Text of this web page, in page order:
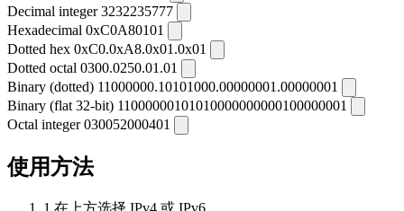
Decimal integer 3232235777
Hexadecimal 0xC0A80101
Dotted hex 0xC0.0xA8.0x01.0x01
Dotted octal 0300.0250.01.01
Binary (dotted) 11000000.10101000.00000001.00000001
Binary (flat 32-bit) 11000000101010000000000100000001
Octal integer 030052000401
使用方法
1 在上方选择 IPv4 或 IPv6。